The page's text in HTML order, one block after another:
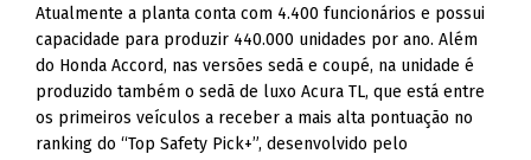
Atualmente a planta conta com 4.400 funcionários e possui
capacidade para produzir 440.000 unidades por ano. Além
do Honda Accord, nas versões sedã e coupé, na unidade é
produzido também o sedã de luxo Acura TL, que está entre
os primeiros veículos a receber a mais alta pontuação no
ranking do “Top Safety Pick+”, desenvolvido pelo